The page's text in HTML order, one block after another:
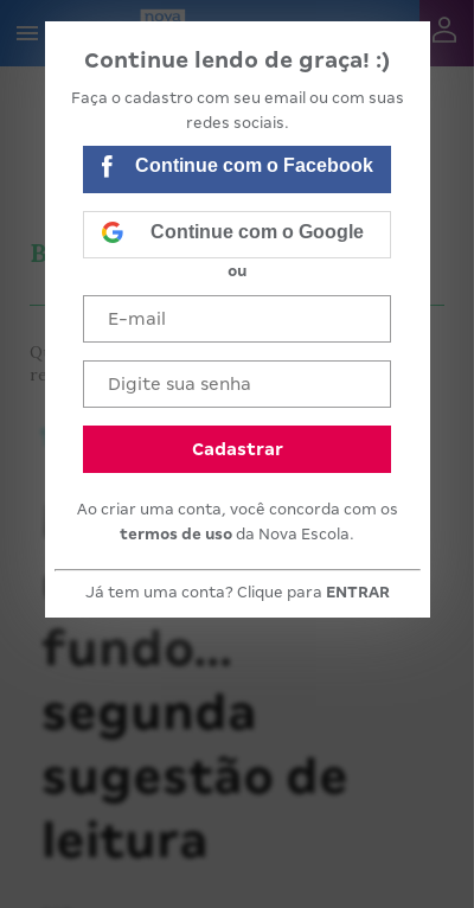
Continue lendo de graça! :)
Faça o cadastro com seu email ou com suas
redes sociais.
Continue com o Facebook
Continue com o Google
ou
Cadastrar
Ao criar uma conta, você concorda com os
termos de uso da Nova Escola.
Já tem uma conta? Clique para ENTRAR
Blog Aluno em Foco
Questões sobre orientação educacional, ética e
relacionamentos na escola
Mergulhando
um pouco mais
fundo…
segunda
sugestão de
leitura